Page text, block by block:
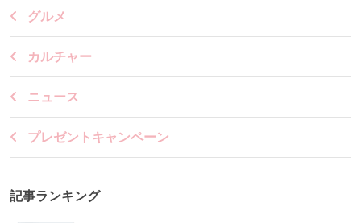
グルメ
カルチャー
ニュース
プレゼントキャンペーン
記事ランキング